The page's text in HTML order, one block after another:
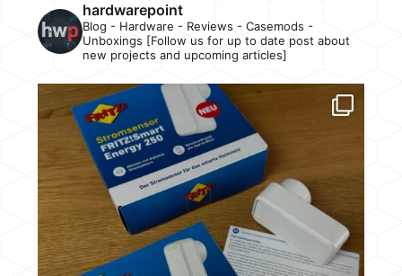
hardwarepoint
Blog - Hardware - Reviews - Casemods -
Unboxings [Follow us for up to date post about
new projects and upcoming articles]